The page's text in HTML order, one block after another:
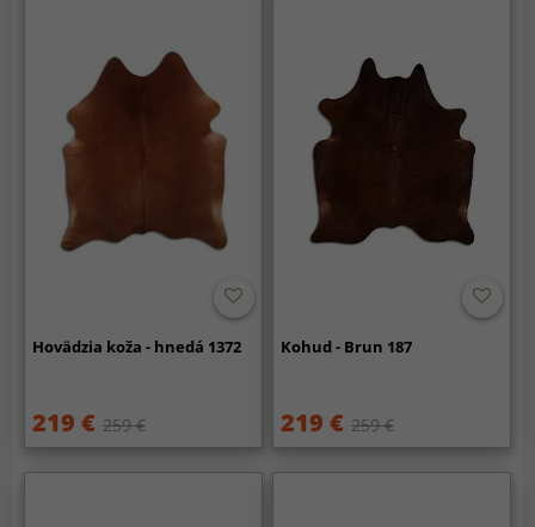
Hovädzia koža - hnedá 1372
219 € 259 €
Kohud - Brun 187
219 € 259 €